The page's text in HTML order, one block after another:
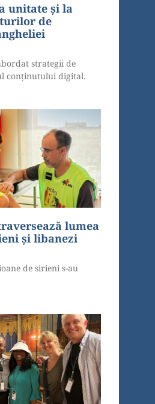
unitate și la
de
strategii de
conținutului digital.
lumea
și libanezi
de sirieni s-au